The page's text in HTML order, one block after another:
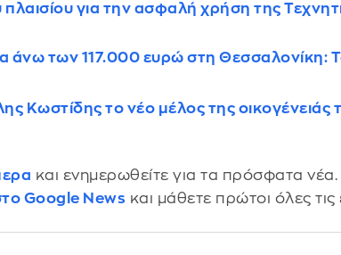
για την ασφαλή χρήση της
άνω των 117.000 ευρώ στη Θεσσαλονίκη:
Κωστίδης το νέο μέλος της οικογένειάς
και ενημερωθείτε για τα πρόσφατα νέα.
Google News και μάθετε πρώτοι όλες τις